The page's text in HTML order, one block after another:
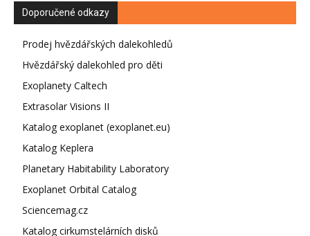
Doporučené odkazy
Prodej hvězdářských dalekohledů
Hvězdářský dalekohled pro děti
Exoplanety Caltech
Extrasolar Visions II
Katalog exoplanet (exoplanet.eu)
Katalog Keplera
Planetary Habitability Laboratory
Exoplanet Orbital Catalog
Sciencemag.cz
Katalog cirkumstelárních disků